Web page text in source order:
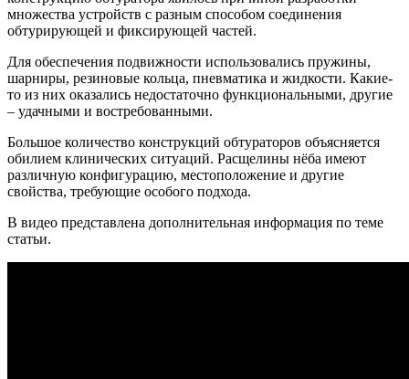
множества устройств с разным способом соединения
обтурирующей и фиксирующей частей.
Для обеспечения подвижности использовались пружины,
шарниры, резиновые кольца, пневматика и жидкости. Какие-
то из них оказались недостаточно функциональными, другие
– удачными и востребованными.
Большое количество конструкций обтураторов объясняется
обилием клинических ситуаций. Расщелины нёба имеют
различную конфигурацию, местоположение и другие
свойства, требующие особого подхода.
В видео представлена дополнительная информация по теме
статьи.